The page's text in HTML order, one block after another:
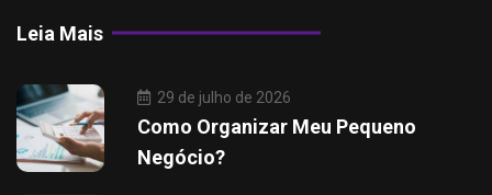
Leia Mais
29 de julho de 2026
Como Organizar Meu Pequeno
Negócio?